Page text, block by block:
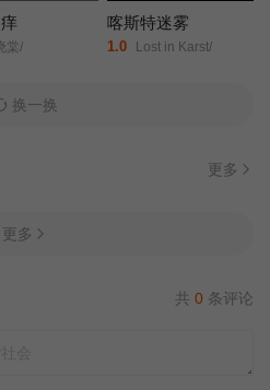
棠/
喀斯特迷雾
1.0 Lost in Karst/
换一换
更多
更多
共 0 条评论